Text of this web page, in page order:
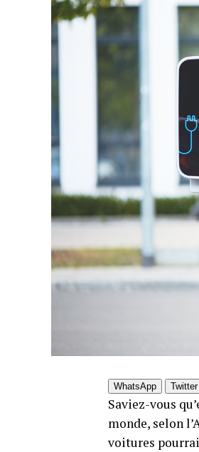
WhatsApp Twitter
Saviez-vous
monde, selon
voitures